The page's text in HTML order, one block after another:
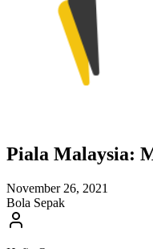
Piala Malaysia:
November 26, 2021
Bola Sepak